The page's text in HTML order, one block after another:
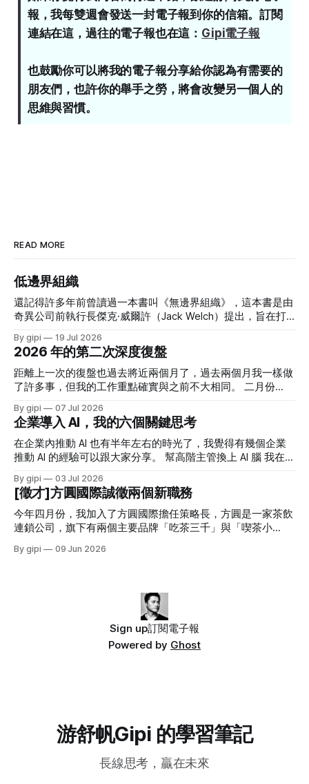
報，我每雙週會發送一封電子報到你的信箱。訂閱
連結在這，過往的電子報也在這： Gipi電子報
也鼓勵你可以將我的電子報分享給你認為有需要的
朋友們，也許你的舉手之勞，將會改變另一個人的
思維與習慣。
READ MORE
低邊界組織
還記得許多年前曾讀過一本書叫《無邊界組織》，這本書是由
奇異公司前執行長傑克·威爾許（Jack Welch）提出，旨在打
間的藩籬，以促進靈活性、創新和知識流動。 當年讀這本書
時覺得這概念很好，但 我也知道奇異本質上仍是一個高度強
勢、績效導向、中心權力清楚的大型企業。無邊界並不等於弱
化管理，反而是在強烈目標與績效要求下，移除妨礙執行的障
的一種政令宣達 - 你們要好好合作，你們不要樹立穀倉。 思
考的起源 最近因 AI 引入組織內，讓我對企業的組織分工與架
構設計有了許多思考。近幾個月陸續有幾個人問我：「你覺得
AI 時代的組織架構會如何演進？會變得更扁平嗎？」 對於組
標。」(關於組織架構設計，可以參考：公司部門組織架構有
哪些？四種常見的組織架構與優缺點) 組織架構，不是最重要
的問題，優先思考的永遠是目標。 除了組織架構外，近幾年
最常被談論的問題就是「工程師要被 AI 取代了」、「AI
By gipi 19 Jul 2026
2026 年的第二次深度復盤
距離上一次的復盤也過去將近兩個月了，過去兩個月我一樣做
了許多事，但我的工作重點確實與之前不大相同。 二月份
可能，也讓我重拾對工作的深度熱情。而六月份則是在熱情稍
稍消退，回歸客觀思考的一個過渡期。 四月份，我正式接任
方圓策略長一職，把自己的角色放在思考三五年以上的策略。
雖然還在適應中，但我還是有蠻多收穫的。很多艱難的決策是
實。 五六月份，我投入在方圓的時間超過三百小時，這讓我
反思真要做到影響一家公司的整體策略，我得花上多少時間才
夠。這個問題讓我對自己往後的工作方式有了新的啟發。 六
月份，我跟一家合作很久的企業主提案，取消預計要上的年度
直接把課程改成系統顧問案，因為他們遭遇的問題其實完全可
做事的方式，因為他讓效率提升了，也讓很多問題的解決方案
變多了；AI 也改變了我思考的方式，因為「做」變得
By gipi 07 Jul 2026
企業導入 AI，我的六個關鍵思考
在企業內推動 AI 也有半年左右的時光了，我覺得有幾個企業
推動 AI 的經驗可以跟大家分享。 幫高階主管換上 AI 腦 我在五
變》。 很多老闆都在談 AI 的重要性，可他們多數的 AI 知識都
是「聽來的」，而非親身經歷。一個對 AI 沒有足夠了解的主
管，是很難體會 AI 真正的強大，以及 AI 可能具有的限制。 當
高階主管處於這種狀態，公司的各種決策很難進入 AI 時代。
朋友跟我說，這個 AI 就能搞定了。」 「我昨天在網路上看到
By gipi 03 Jul 2026
[徵才]方圓國際誠徵兩個新職務
今年四月份，我加入了方圓國際擔任策略長，方圓是一家茶飲
連鎖公司，旗下有兩個主要品牌「吃茶三千」與「喫茶小
舖在台灣則約有 60 家門市。 我從去年底開始擔任方圓的顧
建置外，我也花了大量的時間重新構思公司的整體策略。 我
們進行了「未來十年不變的事」的策略探討，最終設定了十年
戰略方向，三年目標，以及 2026 年的關鍵任務。 透過這樣深
度的策略思考，我們也藉這個機會盤點了公司目前的人才缺
不同的市場有不同的店型設計，
By gipi 09 Jun 2026
Sign up訂閱電子報
Powered by Ghost
游舒帆Gipi 的學習筆記
長線思考，贏在未來